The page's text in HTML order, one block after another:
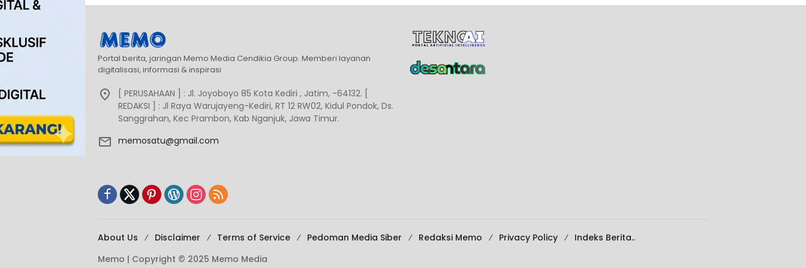
Portal berita, jaringan Memo Media Cendikia Group. Memberi layanan
digitalisasi, informasi & inspirasi
[ PERUSAHAAN ] : Jl. Joyoboyo 85 Kota Kediri , Jatim, -64132. [
REDAKSI ] : Jl Raya Warujayeng-Kediri, RT 12 RW02, Kidul Pondok, Ds.
Sanggrahan, Kec Prambon, Kab Nganjuk, Jawa Timur.
memosatu@gmail.com
About Us Disclaimer Terms of Service Pedoman Media Siber Redaksi Memo Privacy Policy
Indeks Berita..
Memo | Copyright © 2025 Memo Media